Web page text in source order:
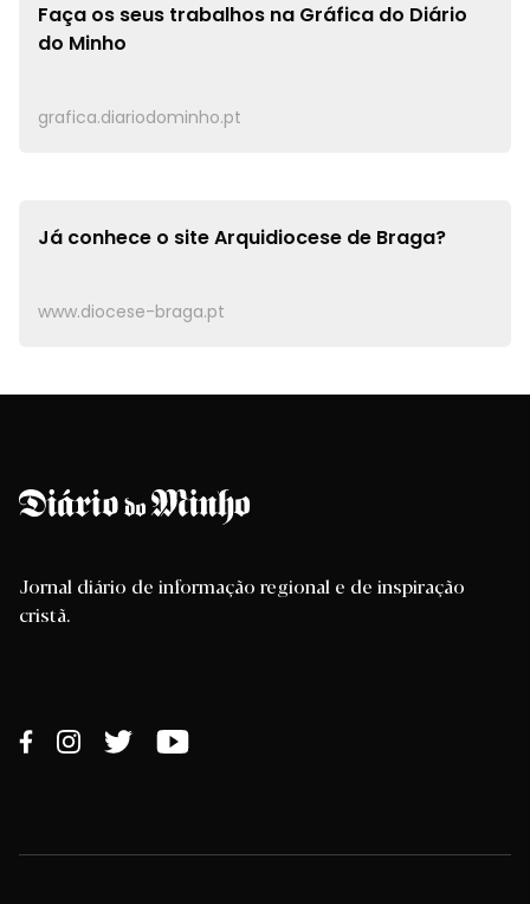
Faça os seus trabalhos na Gráfica do Diário
do Minho
grafica.diariodominho.pt
Já conhece o siteArquidiocese de Braga?
www.diocese-braga.pt
Jornal diário de informação regional e de inspiração
cristã.